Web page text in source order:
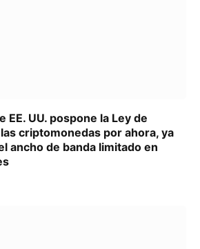
EE. UU. pospone la Ley de
criptomonedas por ahora, ya
ancho de banda limitado en